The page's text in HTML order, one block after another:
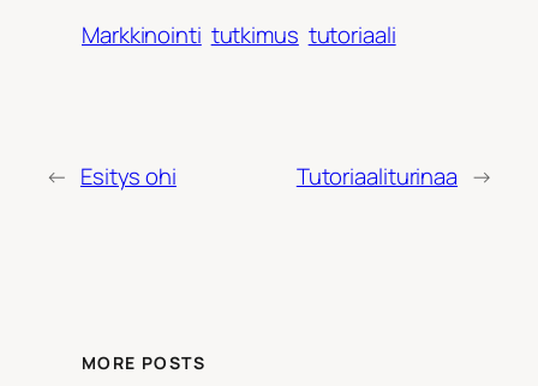
Markkinointi tutkimus tutoriaali
← Esitys ohi Tutoriaaliturinaa →
MORE POSTS